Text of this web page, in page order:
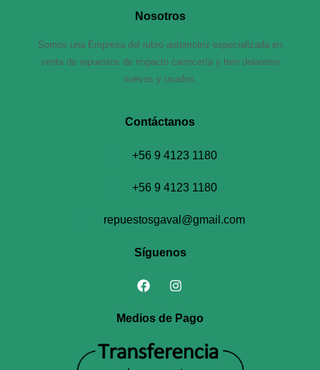
Nosotros
Somos una Empresa del rubro automotriz especializada en
venta de repuestos de impacto carrocería y tren delantero
nuevos y usados.
Contáctanos​
+56 9 4123 1180
+56 9 4123 1180
repuestosgaval@gmail.com
Síguenos
Medios de Pago